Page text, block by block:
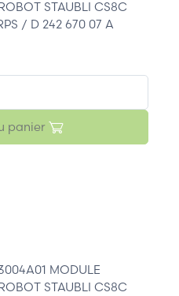
STAUBLI CS8C
/ D 242 670 07 A
panier
MODULE
STAUBLI CS8C